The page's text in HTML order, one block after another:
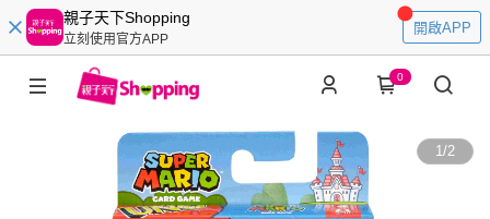
親子天下Shopping
立刻使用官方APP
開啟APP
0
1/2